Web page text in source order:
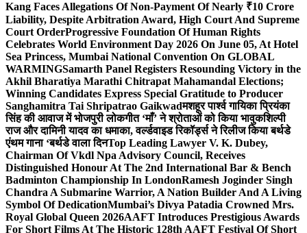
Kang Faces Allegations Of Non-Payment Of Nearly ₹10 Crore
Liability, Despite Arbitration Award, High Court And Supreme
Court OrderProgressive Foundation Of Human Rights
Celebrates World Environment Day 2026 On June 05, At Hotel
Sea Princess, Mumbai National Convention On GLOBAL
WARMINGSamarth Panel Registers Resounding Victory in the
Akhil Bharatiya Marathi Chitrapat Mahamandal Elections;
Winning Candidates Express Special Gratitude to Producer
Sanghamitra Tai Shripatrao Gaikwadमशहूर पार्श्व गायिका प्रियंका
सिंह की आवाज में भोजपुरी लोकगीत ‘माँ’ ने श्रोताओं को किया भावुकशिल्पी
राज और दामिनी यादव का धमाका, वर्ल्डवाइड रिकॉर्ड्स ने रिलीज किया बर्थडे
एंथम गाना ‘बर्थडे वाला दिनTop Leading Lawyer V. K. Dubey,
Chairman Of Vkdl Npa Advisory Council, Receives
Distinguished Honour At The 2nd International Bar & Bench
Badminton Championship In LondonRamesh Joginder Singh
Chandra A Submarine Warrior, A Nation Builder And A Living
Symbol Of DedicationMumbai’s Divya Patadia Crowned Mrs.
Royal Global Queen 2026AAFT Introduces Prestigious Awards
For Short Films At The Historic 128th AAFT Festival Of Short